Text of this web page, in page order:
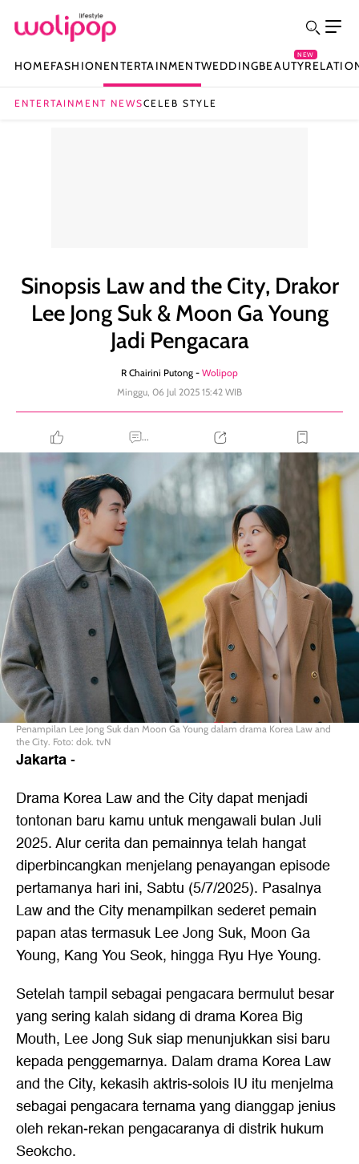
HOMEFASHIONENTERTAINMENTWEDDINGBEAUTY
NEW
ENTERTAINMENT NEWSCELEB STYLE
Sinopsis Law and the City, Drakor
Lee Jong Suk & Moon Ga Young
Jadi Pengacara
R Chairini Putong - Wolipop
Minggu, 06 Jul 2025 15:42 WIB
...
Penampilan Lee Jong Suk dan Moon Ga Young dalam drama Korea Law and
the City. Foto: dok. tvN
Jakarta-
Drama Korea Law and the City dapat menjadi
tontonan baru kamu untuk mengawali bulan Juli
2025. Alur cerita dan pemainnya telah hangat
diperbincangkan menjelang penayangan episode
pertamanya hari ini, Sabtu (5/7/2025). Pasalnya
Law and the City menampilkan sederet pemain
papan atas termasuk Lee Jong Suk, Moon Ga
Young, Kang You Seok, hingga Ryu Hye Young.
Setelah tampil sebagai pengacara bermulut besar
yang sering kalah sidang di drama Korea Big
Mouth, Lee Jong Suk siap menunjukkan sisi baru
kepada penggemarnya. Dalam drama Korea Law
and the City, kekasih aktris-solois IU itu menjelma
sebagai pengacara ternama yang dianggap jenius
oleh rekan-rekan pengacaranya di distrik hukum
Seokcho.